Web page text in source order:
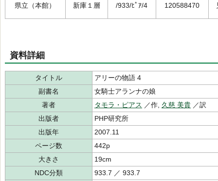
県立（本館） 新庫１層 /933/ﾋﾟｱ/4 120588470
資料詳細
タイトル
アリーの物語 4
副書名
女騎士アランナの娘
著者
タモラ・ピアス ／作, 久慈 美貴 ／訳
出版者
PHP研究所
出版年
2007.11
ページ数
442p
大きさ
19cm
NDC分類
933.7 ／ 933.7